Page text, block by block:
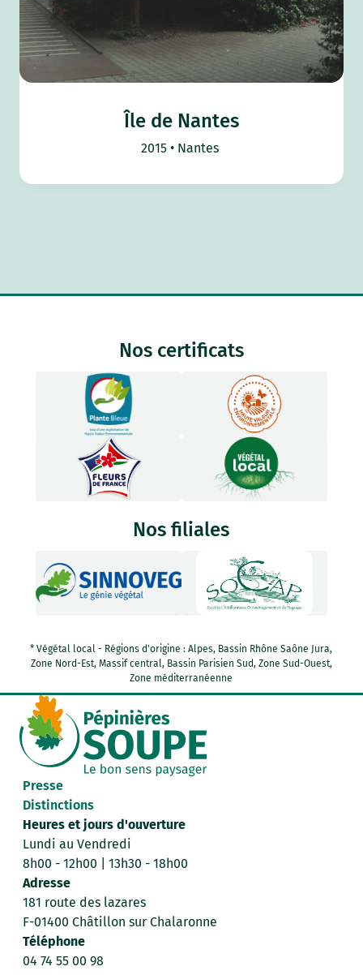
Île de Nantes
2015 Nantes
Nos certificats
Nos filiales
* Végétal local - Régions d'origine : Alpes, Bassin Rhône Saône Jura,
Zone Nord-Est, Massif central, Bassin Parisien Sud, Zone Sud-Ouest,
Zone méditerranéenne
Presse
Distinctions
Heures et jours d'ouverture
Lundi au Vendredi
8h00 - 12h00 | 13h30 - 18h00
Adresse
181 route des lazares
F-01400 Châtillon sur Chalaronne
Téléphone
04 74 55 00 98